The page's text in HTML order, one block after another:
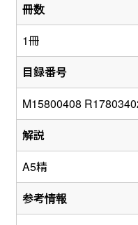
冊数
1冊
目録番号
M15800408
解説
A5精
参考情報